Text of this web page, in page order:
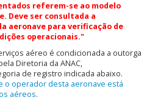
referem-se ao modelo
Deve ser consultada a
aeronave para verificação de
operacionais."
aéreo é condicionada a outorga
Diretoria da ANAC,
de registro indicada abaixo.
o operador desta aeronave está
aéreos.